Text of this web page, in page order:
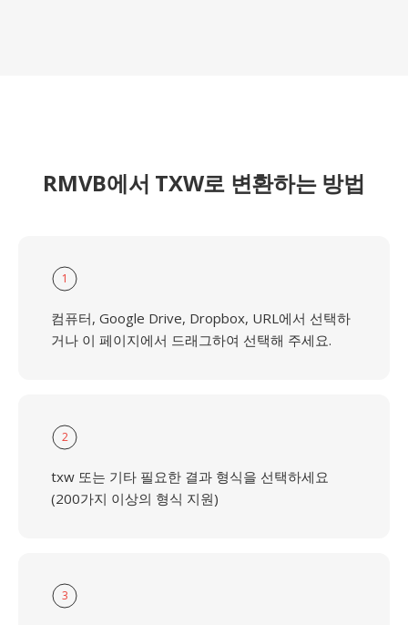
RMVB에서 TXW로 변환하는 방법
1
컴퓨터, Google Drive, Dropbox, URL에서 선택하
거나 이 페이지에서 드래그하여 선택해 주세요.
2
txw 또는 기타 필요한 결과 형식을 선택하세요
(200가지 이상의 형식 지원)
3